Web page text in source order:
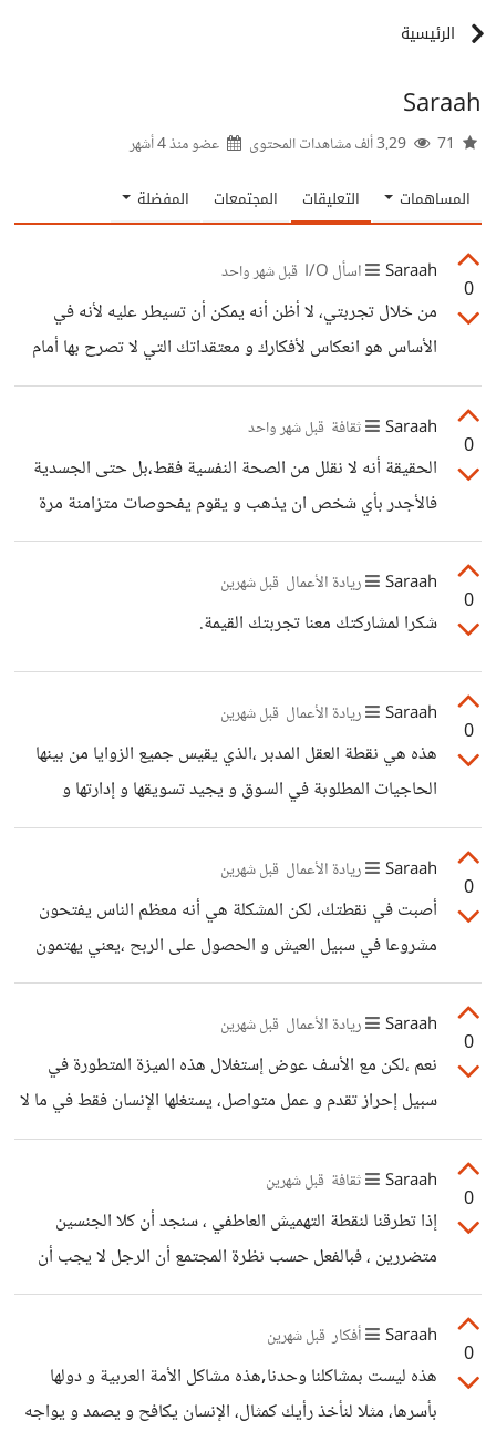
الرئيسية
Saraah
عضو منذ4 أشهر
المساهمات التعليقات المجتمعات المفضلة
0
Saraah اسأل I/O قبل شهر واحد
من خلال تجربتي، لا أظن أنه يمكن أن تسيطر عليه لأنه في
الأساس هو انعكاس لأفكارك و معتقداتك التي لا تصرح بها أمام
الآخرين هو المتنفس الذي يعبر فيه العقل دون قيود و لا حدود.
و محاولة السيطرة عليه كمحاولة إخماد أفكارك و مفاهميك و
إرسالها بعيدا عن سطح ذهنك.
0
Saraah ثقافة قبل شهر واحد
الحقيقة أنه لا نقلل من الصحة النفسية فقط،بل حتى الجسدية
فالأجدر بأي شخص ان يذهب و يقوم يفحوصات متزامنة مرة
في الشهر على الأقل، لكننا على العكس ، لا نتفضل بزيارة الطبيب
إلا إذا كنا على فراش الموت ناهيك عن الصحة النفسية التي تمثل
عمود الصحة الجسدية.
0
Saraah ريادة الأعمال قبل شهرين
شكرا لمشاركتك معنا تجربتك القيمة.
0
Saraah ريادة الأعمال قبل شهرين
هذه هي نقطة العقل المدبر ،الذي يقيس جميع الزوايا من بينها
الحاجيات المطلوبة في السوق و يجيد تسويقها و إدارتها و
التعامل معها ، فأي بناء يحتاج إلى أساس ،و اي مشروع يحتاج
لخطة مدروسة بإتقان.
0
Saraah ريادة الأعمال قبل شهرين
أصبت في نقطتك، لكن المشكلة هي أنه معظم الناس يفتحون
مشروعا في سبيل العيش و الحصول على الربح ،يعني يهتمون
بالنتائج و يهملون الجانب العملي تماما ، فمت بالك فكرة الراحة
،فالبعض لا يهتم إن كان مرتاحا مع الفكرة أم لا ، مثلا بائع الخمر لا
يطيق الخمر لكنه يبيع لأن التوافد عليه كثير . و ذها خطأ حتما
لأن الراحة هي ملجأ الإبداع و إتقان العمل.
0
Saraah ريادة الأعمال قبل شهرين
نعم ،لكن مع الأسف عوض إستغلال هذه الميزة المتطورة في
سبيل إحراز تقدم و عمل متواصل، يستغلها الإنسان فقط في ما لا
منفعة له .
0
Saraah ثقافة قبل شهرين
إذا تطرقنا لنقطة التهميش العاطفي ، سنجد أن كلا الجنسين
متضررين ، فبالفعل حسب نظرة المجتمع أن الرجل لا يجب أن
يبكي و لا يشكي و هناك بعض الرجال الذين يوافقون هذه الفكرة
مع أنه البكاء هو ظاهرة طبيعية فالإنسان له قدرة محدودة على
التحمل إلا أن قدرة الرجل تفوق قدرة المرأة ،لذلك اتخذوا هذه
النقطة كذريعة ،و نجد أن المرأة بدورها لا يحق لها أن تفرغ
0
Saraah أفكار قبل شهرين
هذه ليست بمشاكلنا وحدنا,هذه مشاكل الأمة العربية و دولها
بأسرها، مثلا لنأخذ رأيك كمثال، الإنسان يكافح و يصمد و يواجه